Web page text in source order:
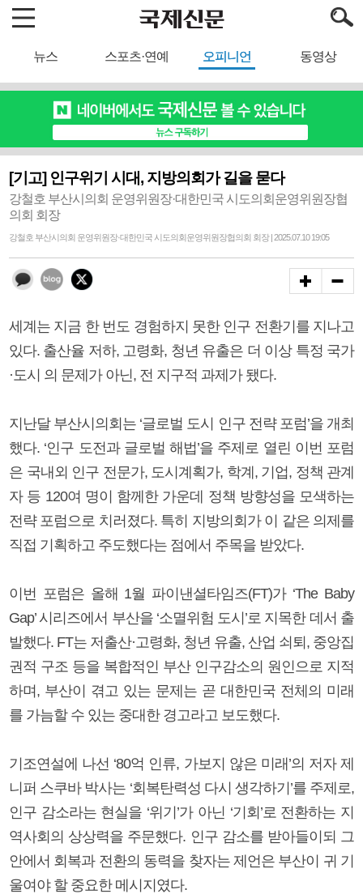
뉴스 스포츠·연예 오피니언 동영상
[기고] 인구위기 시대, 지방의회가 길을 묻다
강철호 부산시의회 운영위원장·대한민국 시도의회운영위원장협
의회 회장
강철호 부산시의회 운영위원장·대한민국 시도의회운영위원장협의회 회장 | 2025.07.10 19:05
세계는 지금 한 번도 경험하지 못한 인구 전환기를 지나고
있다. 출산율 저하, 고령화, 청년 유출은 더 이상 특정 국가
·도시 의 문제가 아닌, 전 지구적 과제가 됐다.
지난달 부산시의회는 ‘글로벌 도시 인구 전략 포럼’을 개최
했다. ‘인구 도전과 글로벌 해법’을 주제로 열린 이번 포럼
은 국내외 인구 전문가, 도시계획가, 학계, 기업, 정책 관계
자 등 120여 명이 함께한 가운데 정책 방향성을 모색하는
전략 포럼으로 치러졌다. 특히 지방의회가 이 같은 의제를
직접 기획하고 주도했다는 점에서 주목을 받았다.
이번 포럼은 올해 1월 파이낸셜타임즈(FT)가 ‘The Baby
Gap’ 시리즈에서 부산을 ‘소멸위험 도시’로 지목한 데서 출
발했다. FT는 저출산·고령화, 청년 유출, 산업 쇠퇴, 중앙집
권적 구조 등을 복합적인 부산 인구감소의 원인으로 지적
하며, 부산이 겪고 있는 문제는 곧 대한민국 전체의 미래
를 가늠할 수 있는 중대한 경고라고 보도했다.
기조연설에 나선 ‘80억 인류, 가보지 않은 미래’의 저자 제
니퍼 스쿠바 박사는 ‘회복탄력성 다시 생각하기’를 주제로,
인구 감소라는 현실을 ‘위기’가 아닌 ‘기회’로 전환하는 지
역사회의 상상력을 주문했다. 인구 감소를 받아들이되 그
안에서 회복과 전환의 동력을 찾자는 제언은 부산이 귀 기
울여야 할 중요한 메시지였다.